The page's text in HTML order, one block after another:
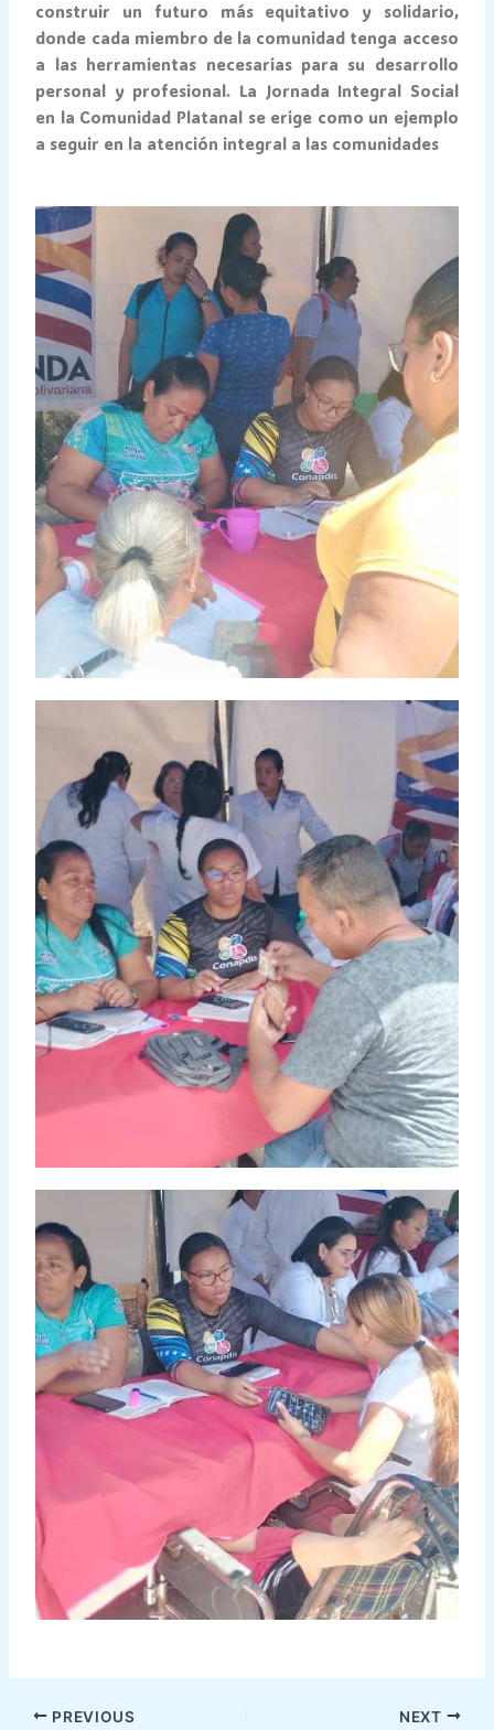
construir un futuro más equitativo y solidario,
donde cada miembro de la comunidad tenga acceso
a las herramientas necesarias para su desarrollo
personal y profesional. La Jornada Integral Social
en la Comunidad Platanal se erige como un ejemplo
a seguir en la atención integral a las comunidades
PREVIOUS NEXT